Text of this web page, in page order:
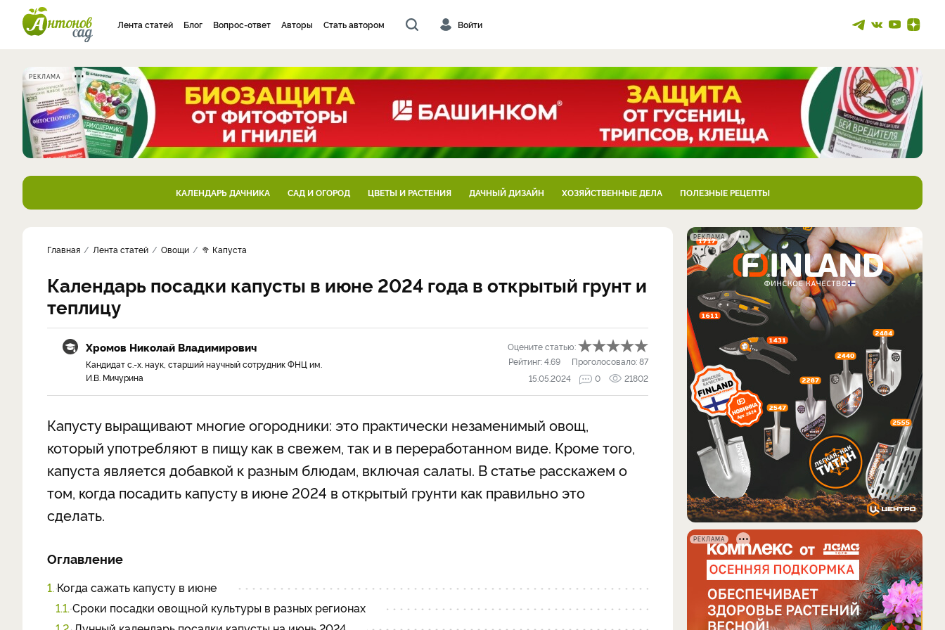
Лента статей Блог Вопрос-ответ Авторы Стать автором Войти
РЕКЛАМА
КАЛЕНДАРЬ ДАЧНИКА САД И ОГОРОД ЦВЕТЫ И РАСТЕНИЯ ДАЧНЫЙ ДИЗАЙН ХОЗЯЙСТВЕННЫЕ ДЕЛА ПОЛЕЗНЫЕ РЕЦЕПТЫ
Главная Лента статей Овощи 🥦 Капуста
Календарь посадки капусты в июне 2024 года в открытый грунт и
теплицу
Хромов Николай Владимирович
Кандидат с.-х. наук, старший научный сотрудник ФНЦ им.
И.В. Мичурина
Оцените статью:
Рейтинг:4.69 Проголосовало:87
15.05.2024
0 21802
Капусту выращивают многие огородники: это практически незаменимый овощ,
который употребляют в пищу как в свежем, так и в переработанном виде. Кроме того,
капуста является добавкой к разным блюдам, включая салаты. В статье расскажем о
том, когда посадить капусту в июне 2024 в открытый грунти как правильно это
сделать.
Оглавление
1. Когда сажать капусту в июне
1.1. Сроки посадки овощной культуры в разных регионах
РЕКЛАМА
РЕКЛАМА